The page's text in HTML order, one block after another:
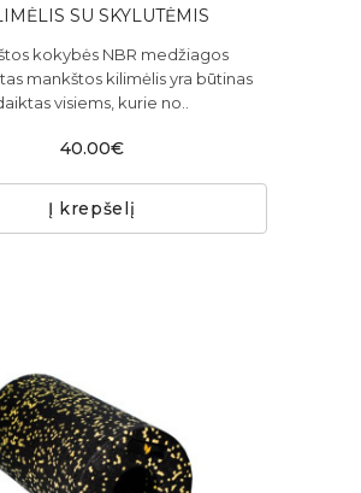
SU SKYLUTĖMIS
kokybės NBR medžiagos
mankštos kilimėlis yra būtinas
visiems, kurie no..
40.00€
Į krepšelį